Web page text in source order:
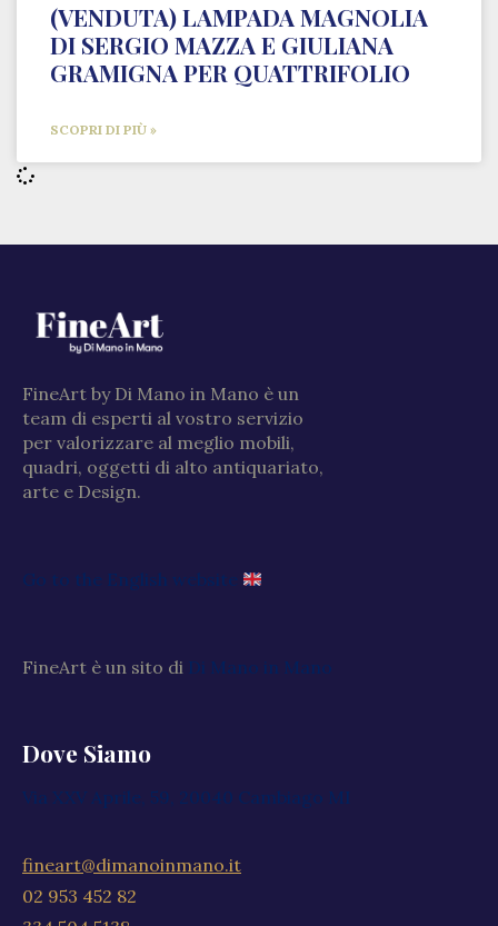
(VENDUTA) LAMPADA MAGNOLIA
DI SERGIO MAZZA E GIULIANA
GRAMIGNA PER QUATTRIFOLIO
SCOPRI DI PIÙ »
FineArt by Di Mano in Mano è un
team di esperti al vostro servizio
per valorizzare al meglio mobili,
quadri, oggetti di alto antiquariato,
arte e Design.
Go to the English website
FineArt è un sito di Di Mano in Mano
Dove Siamo
Via XXV Aprile, 59, 20040 Cambiago MI
fineart@dimanoinmano.it
02 953 452 82